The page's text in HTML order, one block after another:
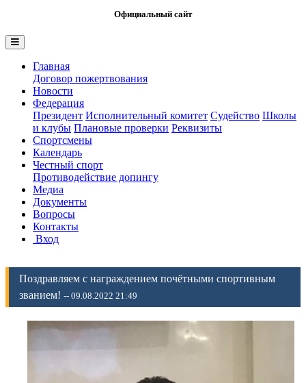
Официальный сайт
Главная
Договор пожертвования
Новости
Федерация
Президент Исполнительный комитет Судейство Школы
и клубы Плановые проверки Реквизиты
Спортсмены
Календарь
Честный спорт
Противодействие допингу
Медиа
Документы
Вопросы
Контакты
Вход
Поздравляем с награждением почётными спортивным
званием! -- 09.08.2022 21:49